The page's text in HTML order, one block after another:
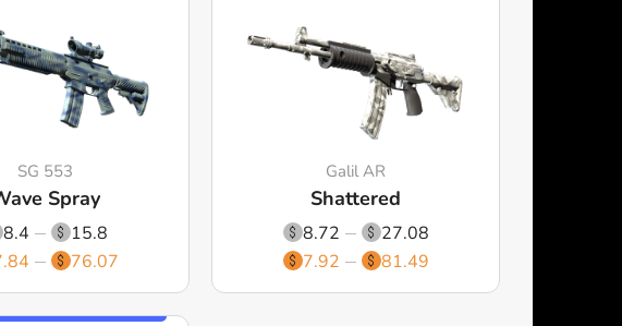
SG 553
Spray
8.4
15.8
76.07
Galil AR
Shattered
8.72
27.08
7.92
81.49